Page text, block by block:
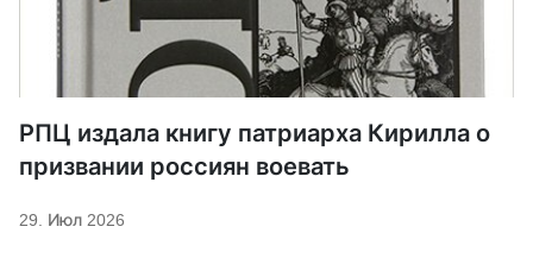
РПЦ издала книгу патриарха Кирилла о
призвании россиян воевать
29. Июл 2026